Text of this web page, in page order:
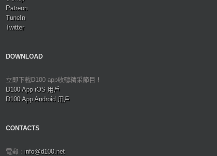
Patreon
TuneIn
Twitter
DOWNLOAD
立即下載D100 app收聽精采節目！
D100 App iOS 用戶
D100 App Android 用戶
CONTACTS
電郵 : info@d100.net